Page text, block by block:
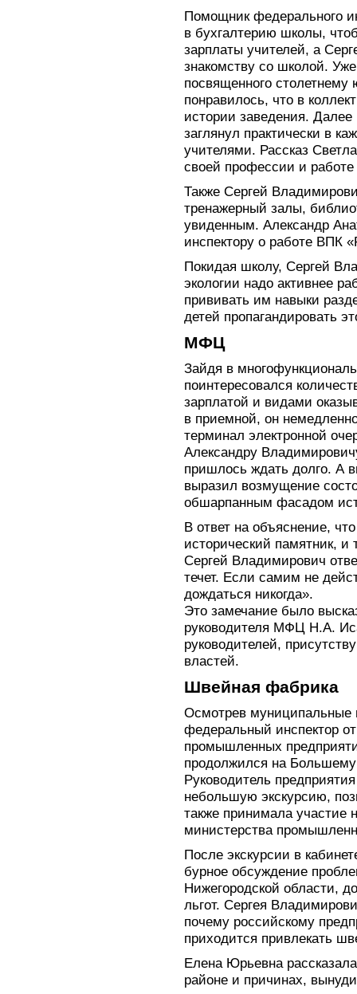
Помощник федерального
в бухгалтерию школы,
зарплаты учителей, а
знакомству со школой.
посвященного
понравилось, что в
истории заведения.
заглянул практически в
учителями. Рассказ
своей профессии и работе
Также Сергей
тренажерный залы,
увиденным. Александр
инспектору о работе ВПК
Покидая школу, Сергей
экологии надо активнее
прививать им навыки
детей пропагандировать
МФЦ
Зайдя в
поинтересовался
зарплатой и видами
в приемной, он
терминал электронной
Александру
пришлось ждать долго. А
выразил возмущение
обшарпанным фасадом
В ответ на объяснение,
исторический памятник, и
Сергей Владимирович
течет. Если самим не
дождаться никогда».
Это замечание было
руководителя МФЦ Н.А.
руководителей,
властей.
Швейная фабрика
Осмотрев муниципальные
федеральный инспектор
промышленных
продолжился на
Руководитель
небольшую экскурсию,
также принимала участие
министерства
После экскурсии в
бурное обсуждение
Нижегородской области,
льгот. Сергея
почему российскому
приходится привлекать
Елена Юрьевна
районе и причинах,